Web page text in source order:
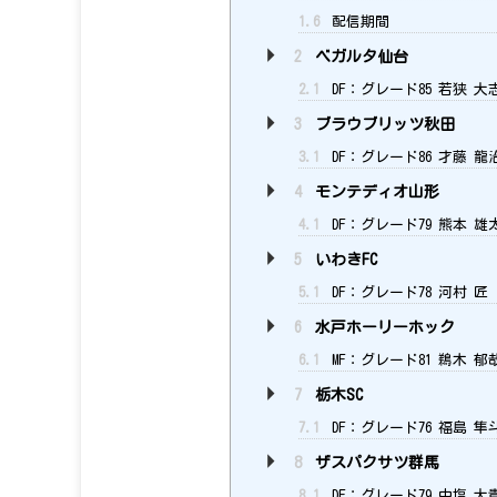
1.6 配信期間
2 ベガルタ仙台
2.1 DF：グレード85 若狭 大
3 ブラウブリッツ秋田
3.1 DF：グレード86 才藤 龍
4 モンテディオ山形
4.1 DF：グレード79 熊本 雄
5 いわきFC
5.1 DF：グレード78 河村 匠
6 水戸ホーリーホック
6.1 MF：グレード81 鵜木 郁
7 栃木SC
7.1 DF：グレード76 福島 隼
8 ザスパクサツ群馬